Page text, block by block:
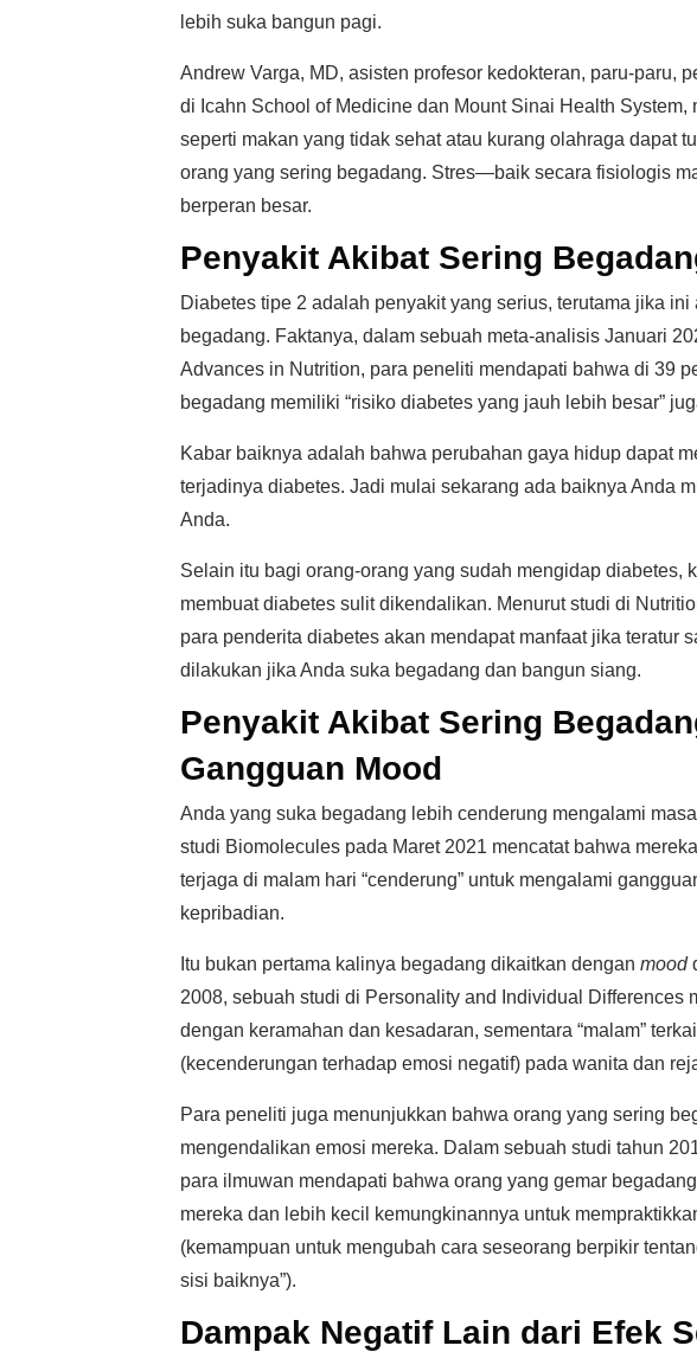
lebih suka bangun pagi.
Andrew Varga, MD, asisten profesor kedokteran, paru-paru,
di Icahn School of Medicine dan Mount Sinai Health
seperti makan yang tidak sehat atau kurang olahraga dapat
orang yang sering begadang. Stres—baik secara fisiologis
berperan besar.
Penyakit Akibat Sering
Diabetes tipe 2 adalah penyakit yang serius, terutama jika
begadang. Faktanya, dalam sebuah meta-analisis Januari
Advances in Nutrition, para peneliti mendapati bahwa di 39
begadang memiliki “risiko diabetes yang jauh lebih besar”
Kabar baiknya adalah bahwa perubahan gaya hidup dapat
terjadinya diabetes. Jadi mulai sekarang ada baiknya Anda
Anda.
Selain itu bagi orang-orang yang sudah mengidap diabetes,
membuat diabetes sulit dikendalikan. Menurut studi di
para penderita diabetes akan mendapat manfaat jika
dilakukan jika Anda suka begadang dan bangun siang.
Penyakit Akibat Sering
Gangguan Mood
Anda yang suka begadang lebih cenderung mengalami
studi Biomolecules pada Maret 2021 mencatat bahwa
terjaga di malam hari “cenderung” untuk mengalami
kepribadian.
Itu bukan pertama kalinya begadang dikaitkan dengan mood
2008, sebuah studi di Personality and Individual Differences
dengan keramahan dan kesadaran, sementara “malam”
(kecenderungan terhadap emosi negatif) pada wanita dan
Para peneliti juga menunjukkan bahwa orang yang sering
mengendalikan emosi mereka. Dalam sebuah studi tahun
para ilmuwan mendapati bahwa orang yang gemar
mereka dan lebih kecil kemungkinannya untuk
(kemampuan untuk mengubah cara seseorang berpikir
sisi baiknya”).
Dampak Negatif Lain dari Efek